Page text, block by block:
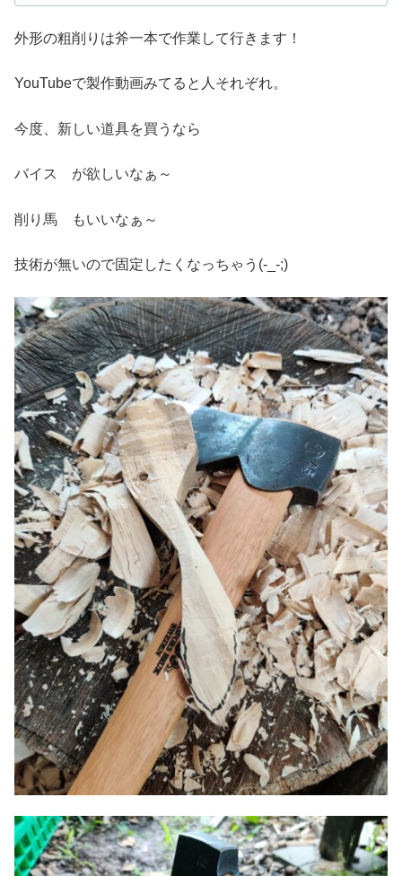
外形の粗削りは斧一本で作業して行きます！
YouTubeで製作動画みてると人それぞれ。
今度、新しい道具を買うなら
バイス が欲しいなぁ～
削り馬 もいいなぁ～
技術が無いので固定したくなっちゃう(-_-;)